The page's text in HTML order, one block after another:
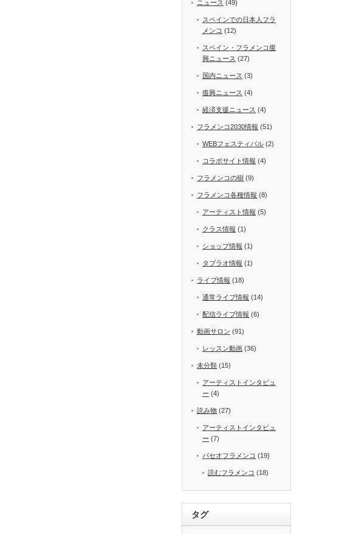
ニュース (49)
スペインでの日本人フラ
メンコ (12)
スペイン・フラメンコ復
興ニュース (27)
国内ニュース (3)
復興ニュース (4)
経済支援ニュース (4)
フラメンコ2030情報 (51)
WEBフェスティバル (2)
コラボサイト情報 (4)
フラメンコの樹 (9)
フラメンコ各種情報 (8)
アーティスト情報 (5)
クラス情報 (1)
ショップ情報 (1)
タブラオ情報 (1)
ライブ情報 (18)
通常ライブ情報 (14)
配信ライブ情報 (6)
動画サロン (91)
レッスン動画 (36)
未分類 (15)
アーティストインタビュ
ー (4)
読み物 (27)
アーティストインタビュ
ー (7)
パセオフラメンコ (19)
読むフラメンコ (18)
タグ